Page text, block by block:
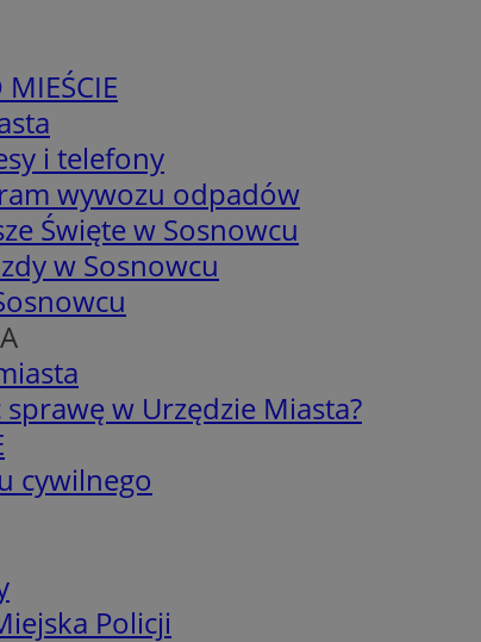
MIEŚCIE
i telefony
wywozu odpadów
Święte w Sosnowcu
w Sosnowcu
sprawę w Urzędzie Miasta?
cywilnego
Policji